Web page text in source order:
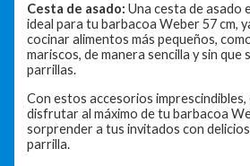
Cesta de asado: Una cesta de asado
ideal para tu barbacoa Weber 57 cm,
cocinar alimentos más pequeños,
mariscos, de manera sencilla y sin que
parrillas.
Con estos accesorios
disfrutar al máximo de tu barbacoa
sorprender a tus invitados con
parrilla.